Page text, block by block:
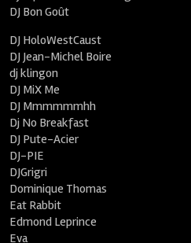
DJ Bon Goût
DJ HoloWestCaust
DJ Jean-Michel Boire
dj klingon
DJ MiX Me
DJ Mmmmmmhh
Dj No Breakfast
DJ Pute-Acier
DJ-PIE
DJGrigri
Dominique Thomas
Eat Rabbit
Edmond Leprince
Eva